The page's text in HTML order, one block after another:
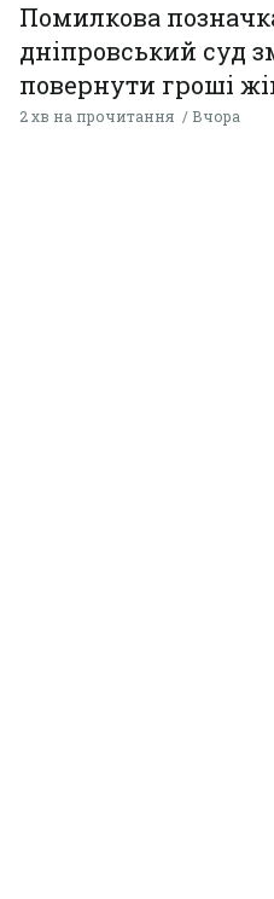
Помилкова
дніпровський суд
повернути гроші
2 хв на прочитання Вчора